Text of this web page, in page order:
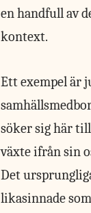
en handfull av
kontext.
Ett exempel är
söker sig här
växte ifrån sin
Det
likasinnade